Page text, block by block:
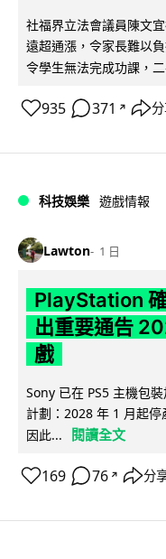
社福界立法會議員陳文
遠超通漲，令家長難以
令學生無法完成功課，
935 371 ↗
科技娛樂 遊戲情報
Lawton 1 日
PlayStation
出重要通告
戲
Sony 已在 PS5 主機包
計劃：2028 年 1 月起
因此...
閱讀全文
169 76 ↗ 分